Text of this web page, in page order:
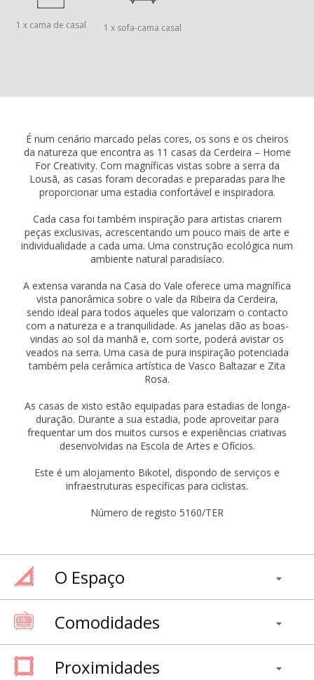
1 x cama de casal 1 x sofa-cama casal
É num cenário marcado pelas cores, os sons e os cheiros
da natureza que encontra as 11 casas da Cerdeira – Home
For Creativity. Com magníficas vistas sobre a serra da
Lousã, as casas foram decoradas e preparadas para lhe
proporcionar uma estadia confortável e inspiradora.
Cada casa foi também inspiração para artistas criarem
peças exclusivas, acrescentando um pouco mais de arte e
individualidade a cada uma. Uma construção ecológica num
ambiente natural paradisíaco.
A extensa varanda na Casa do Vale oferece uma magnífica
vista panorâmica sobre o vale da Ribeira da Cerdeira,
sendo ideal para todos aqueles que valorizam o contacto
com a natureza e a tranquilidade. As janelas dão as boas-
vindas ao sol da manhã e, com sorte, poderá avistar os
veados na serra. Uma casa de pura inspiração potenciada
também pela cerâmica artística de Vasco Baltazar e Zita
Rosa.
As casas de xisto estão equipadas para estadias de longa-
duração. Durante a sua estadia, pode aproveitar para
frequentar um dos muitos cursos e experiências criativas
desenvolvidas na Escola de Artes e Ofícios.
Este é um alojamento Bikotel, dispondo de serviços e
infraestruturas específicas para ciclistas.
Número de registo 5160/TER
O Espaço
Comodidades
Proximidades